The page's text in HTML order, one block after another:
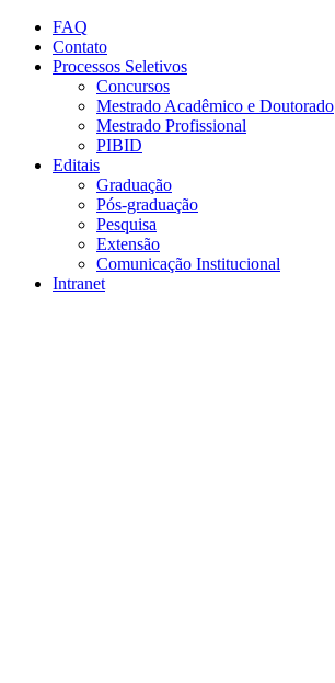
Conteúdo principal
FAQ
Contato
Processos Seletivos
Concursos
Mestrado Acadêmico e Doutorado
Mestrado Profissional
PIBID
Editais
Graduação
Pós-graduação
Pesquisa
Extensão
Comunicação Institucional
Intranet